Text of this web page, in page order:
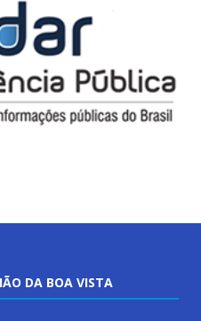
DA BOA VISTA